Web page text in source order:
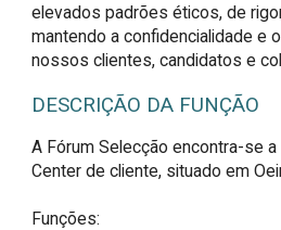
elevados padrões éticos, de
mantendo a confidencialidade e
nossos clientes, candidatos e
DESCRIÇÃO DA FUNÇÃO
A Fórum Selecção encontra-se
Center de cliente, situado em
Funções: